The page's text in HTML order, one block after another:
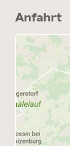
Anfahrt